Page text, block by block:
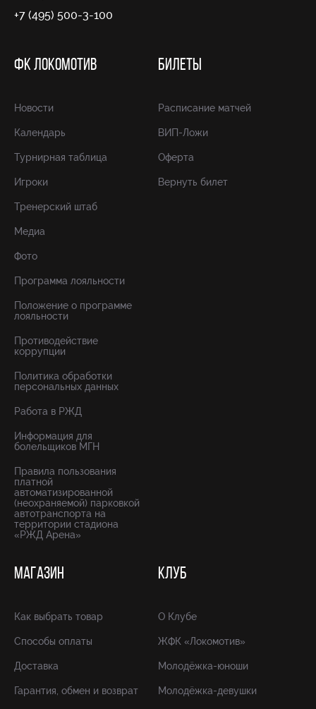
+7 (495) 500-3-100
ФК ЛОКОМОТИВ
Новости
Календарь
Турнирная таблица
Игроки
Тренерский штаб
Медиа
Фото
Программа лояльности
Положение о программе
лояльности
Противодействие
коррупции
Политика обработки
персональных данных
Работа в РЖД
Информация для
болельщиков МГН
Правила пользования
платной
автоматизированной
(неохраняемой) парковкой
автотранспорта на
территории стадиона
«РЖД Арена»
БИЛЕТЫ
Расписание матчей
ВИП-Ложи
Оферта
Вернуть билет
МАГАЗИН
Как выбрать товар
Способы оплаты
Доставка
Гарантия, обмен и возврат
КЛУБ
О Клубе
ЖФК «Локомотив»
Молодёжка-юноши
Молодёжка-девушки